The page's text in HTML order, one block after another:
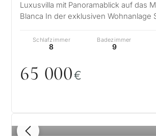
Luxusvilla mit Panoramablick auf das
Blanca In der exklusiven Wohnanlage
Schlafzimmer
8
Badezimmer
9
65 000€
1 / 8